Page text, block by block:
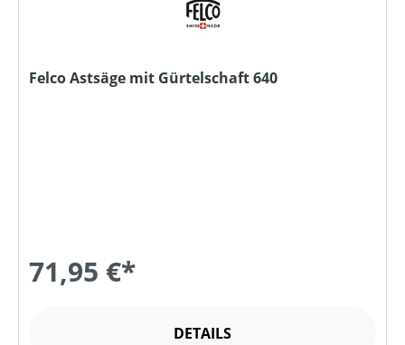
Felco Astsäge mit Gürtelschaft 640
71,95 €*
DETAILS